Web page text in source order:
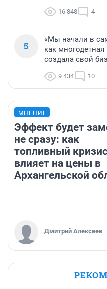
16 848 4
5
«Мы начали в
как
создала свой
9 434 10
МНЕНИЕ
Эффект будет
не сразу: как
топливный
влияет на цены в
Архангельской
Дмитрий Алексеев